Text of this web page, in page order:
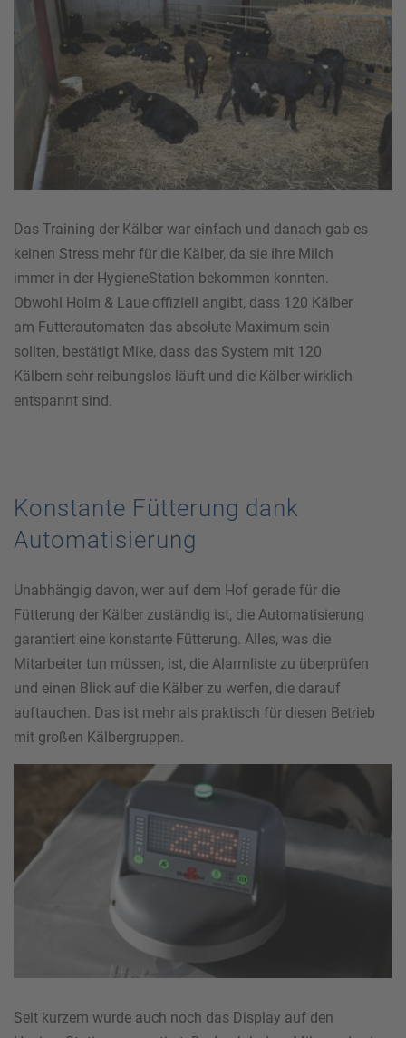
Das Training der Kälber war einfach und danach gab es
keinen Stress mehr für die Kälber, da sie ihre Milch
immer in der HygieneStation bekommen konnten.
Obwohl Holm & Laue offiziell angibt, dass 120 Kälber
am Futterautomaten das absolute Maximum sein
sollten, bestätigt Mike, dass das System mit 120
Kälbern sehr reibungslos läuft und die Kälber wirklich
entspannt sind.
Konstante Fütterung dank
Automatisierung
Unabhängig davon, wer auf dem Hof gerade für die
Fütterung der Kälber zuständig ist, die Automatisierung
garantiert eine konstante Fütterung. Alles, was die
Mitarbeiter tun müssen, ist, die Alarmliste zu überprüfen
und einen Blick auf die Kälber zu werfen, die darauf
auftauchen. Das ist mehr als praktisch für diesen Betrieb
mit großen Kälbergruppen.
Seit kurzem wurde auch noch das Display auf den